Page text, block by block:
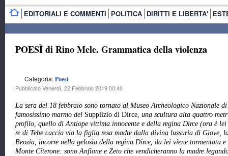
EDITORIALI E COMMENTI POLITICA DIRITTI E LIBERTA'
POESÌ di Rino Mele. Grammatica della violenza
Categoria:Poesì
Pubblicato Venerdì, 22 Febbraio 2019 00:40
La sera del 18 febbraio sono tornato al Museo Archeologico Nazionale
famosissimo marmo del Supplizio di Dirce, una scultura alta quattro
profilo, quello di Antiope vittima innocente e della regina Dirce (ora è
re di Tebe caccia via la figlia resa madre dalla divina lussuria di Giove,
Beozia, incorre nella gelosia della regina Dirce, da lei viene tormentata
Monte Citerone: sono Anfione e Zeto che vendicheranno la madre